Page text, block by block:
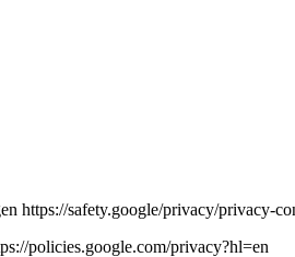
https://safety.google/privacy/privacy-
policies.google.com/privacy?hl=en